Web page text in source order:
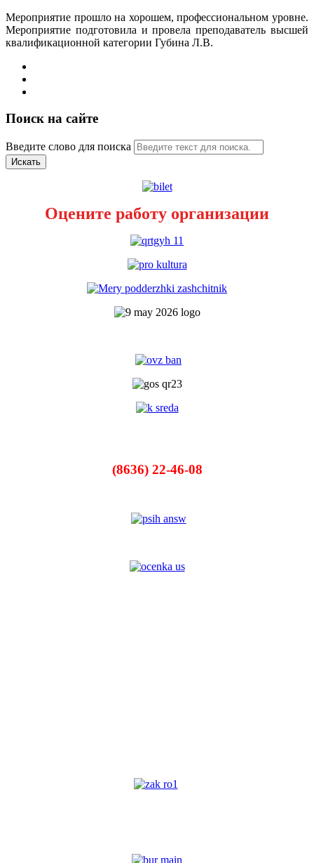
Мероприятие прошло на хорошем, профессиональном уровне.
Мероприятие подготовила и провела преподаватель высшей
квалификационной категории Губина Л.В.
Поиск на сайте
Введите слово для поиска
Искать
Оцените работу организации
(8636) 22-46-08